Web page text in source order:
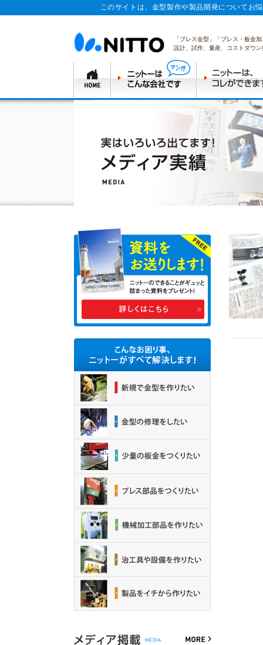
このサイトは、金型製作や製品開発についてお
「プレス金型」「プレス・板金
設計、試作、量産、コストダウ